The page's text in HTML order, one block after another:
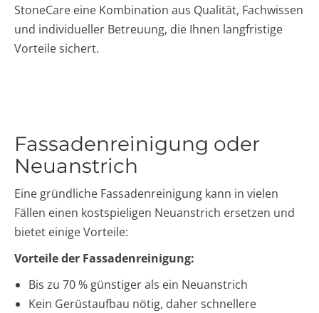
StoneCare eine Kombination aus Qualität, Fachwissen
und individueller Betreuung, die Ihnen langfristige
Vorteile sichert.
Fassadenreinigung oder
Neuanstrich
Eine gründliche Fassadenreinigung kann in vielen
Fällen einen kostspieligen Neuanstrich ersetzen und
bietet einige Vorteile:
Vorteile der Fassadenreinigung:
Bis zu 70 % günstiger als ein Neuanstrich
Kein Gerüstaufbau nötig, daher schnellere